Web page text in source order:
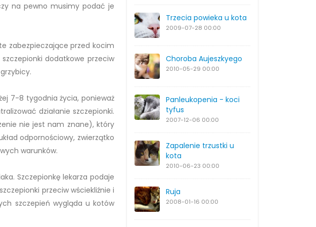
Trzecia powieka u kota
2009-07-28 00:00
Choroba Aujeszkyego
2010-05-29 00:00
Panleukopenia - koci
tyfus
2007-12-06 00:00
Zapalenie trzustki u
kota
2010-06-23 00:00
Ruja
2008-01-16 00:00
na pewno musimy podać je
zabezpieczające przed kocim
dodatkowe przeciw
7-8 tygodnia życia, ponieważ
działanie szczepionki.
nie jest nam znane), który
odpornościowy, zwierzątko
warunków.
Szczepionkę lekarza podaje
przeciw wściekliźnie i
szczepień wygląda u kotów